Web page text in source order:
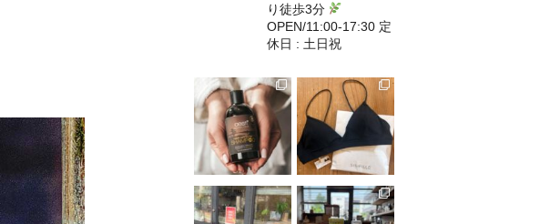
り徒歩3分
OPEN/11:00-17:30 定
休日 : 土日祝